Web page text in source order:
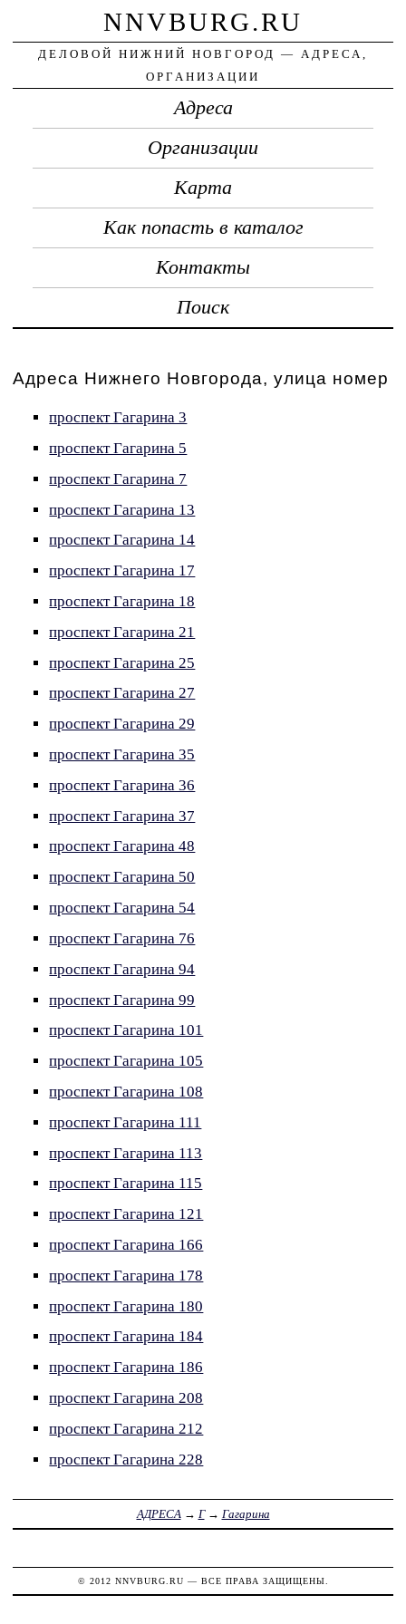
NNVBURG.RU
ДЕЛОВОЙ НИЖНИЙ НОВГОРОД — АДРЕСА,
ОРГАНИЗАЦИИ
Адреса
Организации
Карта
Как попасть в каталог
Контакты
Поиск
Адреса Нижнего Новгорода, улица номер
проспект Гагарина 3
проспект Гагарина 5
проспект Гагарина 7
проспект Гагарина 13
проспект Гагарина 14
проспект Гагарина 17
проспект Гагарина 18
проспект Гагарина 21
проспект Гагарина 25
проспект Гагарина 27
проспект Гагарина 29
проспект Гагарина 35
проспект Гагарина 36
проспект Гагарина 37
проспект Гагарина 48
проспект Гагарина 50
проспект Гагарина 54
проспект Гагарина 76
проспект Гагарина 94
проспект Гагарина 99
проспект Гагарина 101
проспект Гагарина 105
проспект Гагарина 108
проспект Гагарина 111
проспект Гагарина 113
проспект Гагарина 115
проспект Гагарина 121
проспект Гагарина 166
проспект Гагарина 178
проспект Гагарина 180
проспект Гагарина 184
проспект Гагарина 186
проспект Гагарина 208
проспект Гагарина 212
проспект Гагарина 228
АДРЕСА→ Г→ Гагарина
© 2012 NNVBURG.RU — ВСЕ ПРАВА ЗАЩИЩЕНЫ.